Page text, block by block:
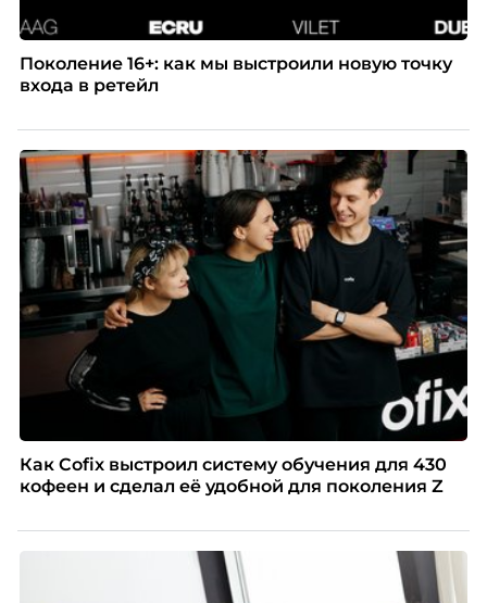
Поколение 16+: как мы выстроили новую точку
входа в ретейл
Как Cofix выстроил систему обучения для 430
кофеен и сделал её удобной для поколения Z